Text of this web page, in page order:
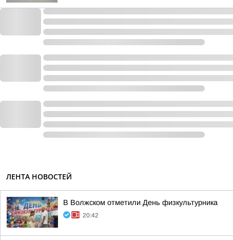
ЛЕНТА НОВОСТЕЙ
В Волжском отметили День физкультурника
20:42